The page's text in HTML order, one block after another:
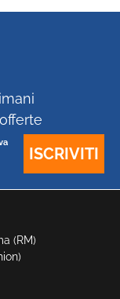
(RM)